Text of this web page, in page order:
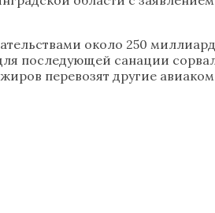
около 250
последующей санации
перевозят другие